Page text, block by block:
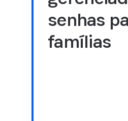
senhas
famílias